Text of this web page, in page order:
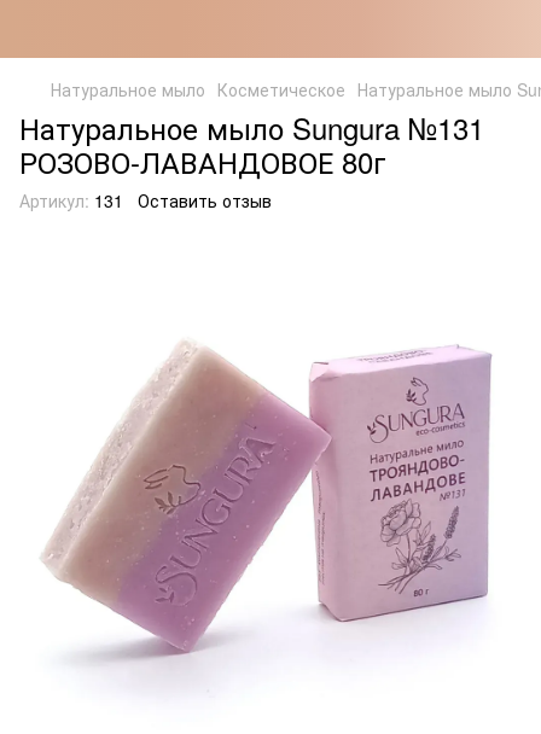
Натуральное мыло Косметическое Натуральное мыло
Натуральное мыло Sungura №131
РОЗОВО-ЛАВАНДОВОЕ 80г
Артикул: 131 Оставить отзыв